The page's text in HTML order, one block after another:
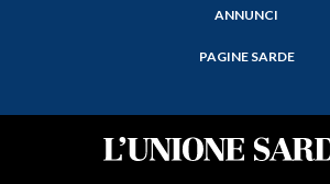
ANNUNCI
PAGINE SARDE